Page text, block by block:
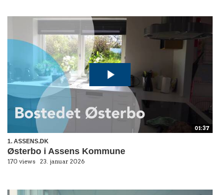
01:37
1. ASSENS.DK
Østerbo i Assens Kommune
170 views 23. januar 2026